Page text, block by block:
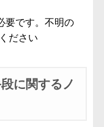
要です。不明の
ださい
に関するノ